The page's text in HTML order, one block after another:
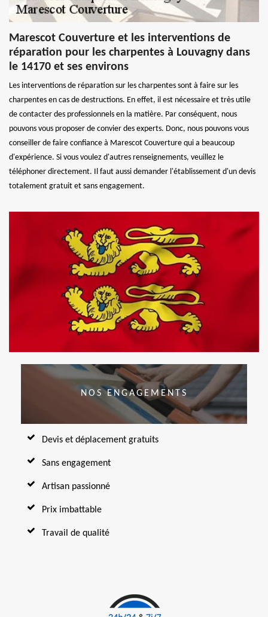
Marescot Couverture et les interventions de
réparation pour les charpentes à Louvagny dans
le 14170 et ses environs
Les interventions de réparation sur les charpentes sont à faire sur les
charpentes en cas de destructions. En effet, il est nécessaire et très utile
de contacter des professionnels en la matière. Par conséquent, nous
pouvons vous proposer de convier des experts. Donc, nous pouvons vous
conseiller de faire confiance à Marescot Couverture qui a beaucoup
d'expérience. Si vous voulez d'autres renseignements, veuillez le
téléphoner directement. Il faut aussi demander l'établissement d'un devis
totalement gratuit et sans engagement.
NOS ENGAGEMENTS
Devis et déplacement gratuits
Sans engagement
Artisan passionné
Prix imbattable
Travail de qualité